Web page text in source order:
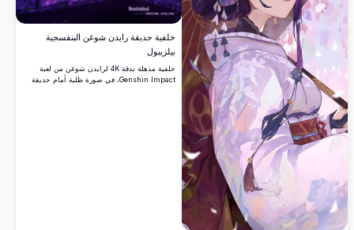
خلفية حديقة رايدن شوغن البنفسجية
بيلزيبول
خلفية مذهلة بدقة 4K لرايدن شوغن من لعبة
Genshin Impact، في صورة ظلية أمام حديقة